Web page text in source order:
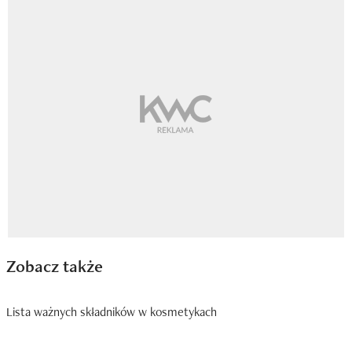
Zobacz także
Lista ważnych składników w kosmetykach